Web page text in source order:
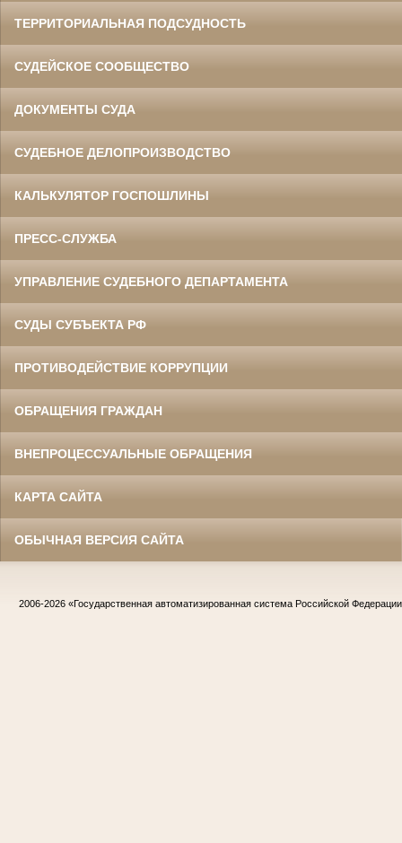
ТЕРРИТОРИАЛЬНАЯ ПОДСУДНОСТЬ
СУДЕЙСКОЕ СООБЩЕСТВО
ДОКУМЕНТЫ СУДА
СУДЕБНОЕ ДЕЛОПРОИЗВОДСТВО
КАЛЬКУЛЯТОР ГОСПОШЛИНЫ
ПРЕСС-СЛУЖБА
УПРАВЛЕНИЕ СУДЕБНОГО ДЕПАРТАМЕНТА
СУДЫ СУБЪЕКТА РФ
ПРОТИВОДЕЙСТВИЕ КОРРУПЦИИ
ОБРАЩЕНИЯ ГРАЖДАН
ВНЕПРОЦЕССУАЛЬНЫЕ ОБРАЩЕНИЯ
КАРТА САЙТА
ОБЫЧНАЯ ВЕРСИЯ САЙТА
2006-2026 «Государственная автоматизированная система Российской